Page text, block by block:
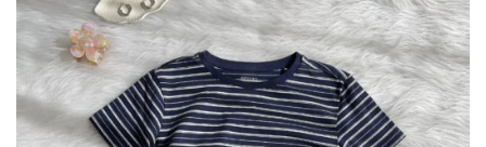
افزودن
به
علاقه
مندی
ها